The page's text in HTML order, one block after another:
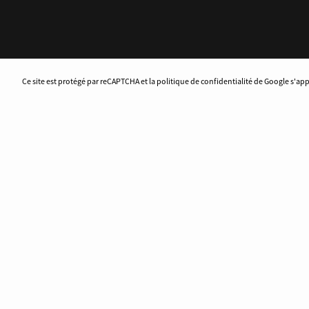
Ce site est protégé par reCAPTCHA et la politique de confidentialité de Google